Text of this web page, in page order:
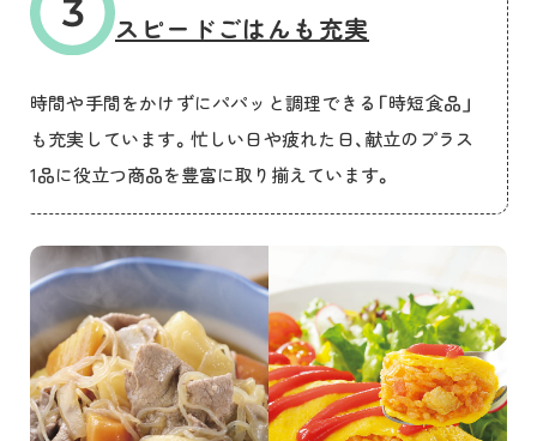
スピードごはんも充実
時間や手間をかけずにパパッと調理できる「時短食品」
も充実しています。忙しい日や疲れた日、献立のプラス
1品に役立つ商品を豊富に取り揃えています。